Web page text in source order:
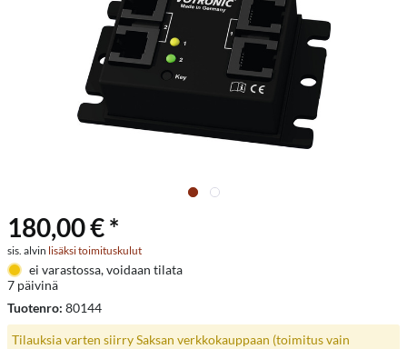
180,00 € *
sis. alvin lisäksi toimituskulut
ei varastossa, voidaan tilata
7 päivinä
Tuotenro: 80144
Tilauksia varten siirry Saksan verkkokauppaan (toimitus vain